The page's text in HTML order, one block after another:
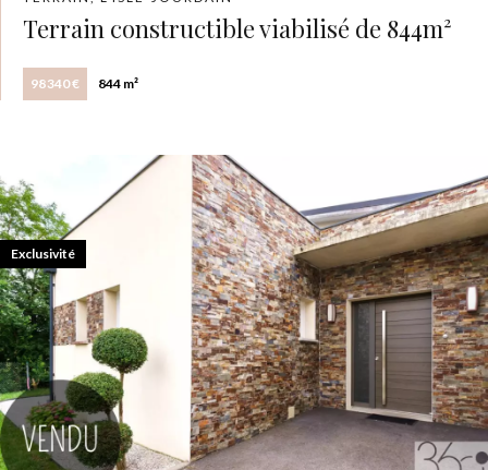
Terrain constructible viabilisé de 844m²
98 340 € 844 m²
Exclusivité